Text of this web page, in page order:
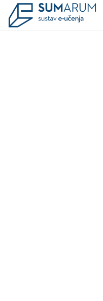
Preskoči na sadržaj